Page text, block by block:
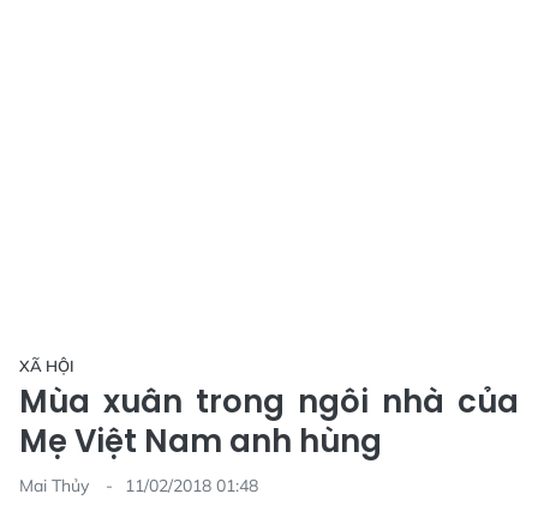
XÃ HỘI
Mùa xuân trong ngôi nhà của
Mẹ Việt Nam anh hùng
Mai Thủy
11/02/2018 01:48